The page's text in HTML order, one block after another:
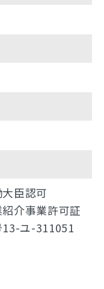
臣認可
介事業許可証
13-ユ-311051